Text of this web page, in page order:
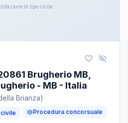
di tipo civile
Brugherio MB,
- MB - Italia
Brianza)
Procedura concorsuale